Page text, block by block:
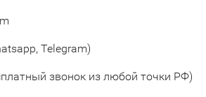
Telegram)
звонок из любой точки РФ)